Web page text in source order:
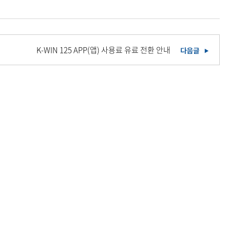
K-WIN 125 APP(앱) 사용료 유료 전환 안내